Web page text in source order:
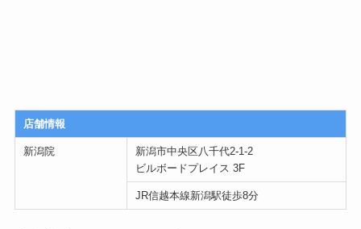
店舗情報
新潟院
新潟市中央区八千代2-1-2
ビルボードプレイス 3F
JR信越本線新潟駅徒歩8分